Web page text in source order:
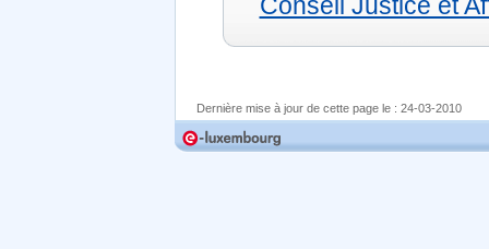
Conseil Justice et
Dernière mise à jour de cette page le : 24-03-2010